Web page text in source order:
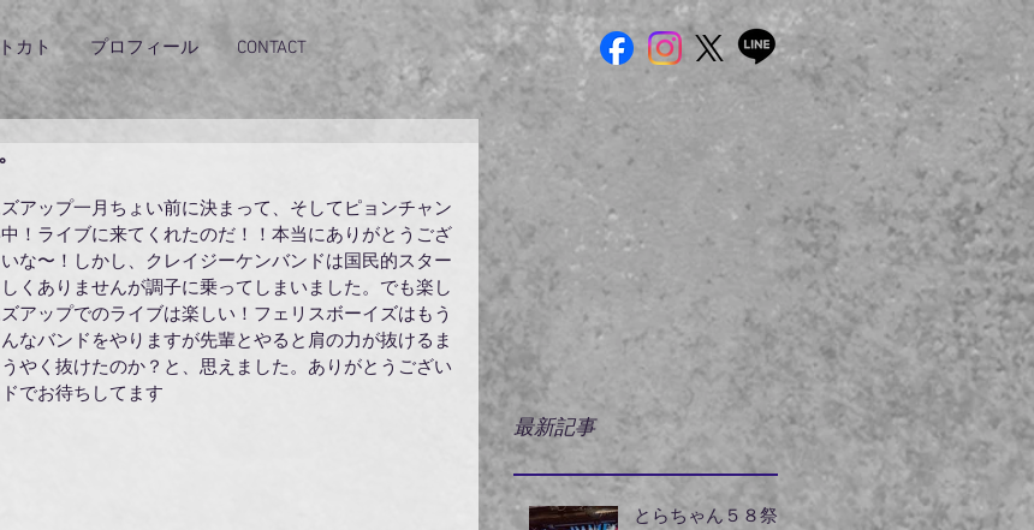
トカト プロフィール CONTACT
アップ一月ちょい前に決まって、そしてピョンチャン
！ライブに来てくれたのだ！！本当にありがとうござ
な〜！しかし、クレイジーケンバンドは国民的スター
くありませんが調子に乗ってしまいました。でも楽し
アップでのライブは楽しい！フェリスボーイズはもう
なバンドをやりますが先輩とやると肩の力が抜けるま
やく抜けたのか？と、思えました。ありがとうござい
でお待ちしてます
最新記事
とらちゃん５８祭